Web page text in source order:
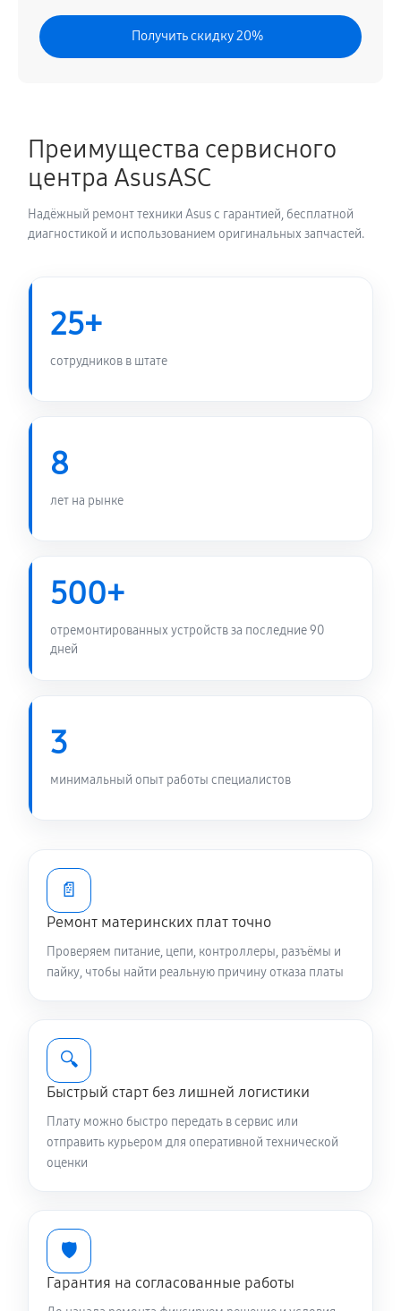
Получить скидку 20%
Преимущества сервисного
центра AsusASC
Надёжный ремонт техники Asus с гарантией, бесплатной
диагностикой и использованием оригинальных запчастей.
25+
сотрудников в штате
8
лет на рынке
500+
отремонтированных устройств за последние 90
дней
3
минимальный опыт работы специалистов
📄
Ремонт материнских плат точно
Проверяем питание, цепи, контроллеры, разъёмы и
пайку, чтобы найти реальную причину отказа платы
🔍
Быстрый старт без лишней логистики
Плату можно быстро передать в сервис или
отправить курьером для оперативной технической
оценки
🛡️
Гарантия на согласованные работы